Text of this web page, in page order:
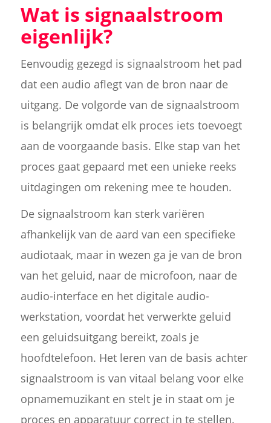
Wat is signaalstroom
eigenlijk?
Eenvoudig gezegd is signaalstroom het pad
dat een audio aflegt van de bron naar de
uitgang. De volgorde van de signaalstroom
is belangrijk omdat elk proces iets toevoegt
aan de voorgaande basis. Elke stap van het
proces gaat gepaard met een unieke reeks
uitdagingen om rekening mee te houden.
De signaalstroom kan sterk variëren
afhankelijk van de aard van een specifieke
audiotaak, maar in wezen ga je van de bron
van het geluid, naar de microfoon, naar de
audio-interface en het digitale audio-
werkstation, voordat het verwerkte geluid
een geluidsuitgang bereikt, zoals je
hoofdtelefoon. Het leren van de basis achter
signaalstroom is van vitaal belang voor elke
opnamemuzikant en stelt je in staat om je
proces en apparatuur correct in te stellen.